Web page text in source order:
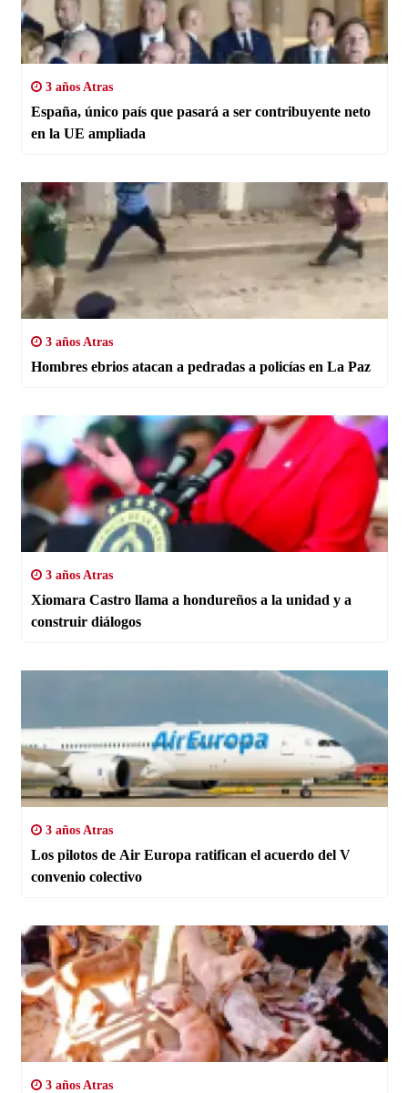
3 años Atras
España, único país que pasará a ser contribuyente neto
en la UE ampliada
3 años Atras
Hombres ebrios atacan a pedradas a policías en La Paz
3 años Atras
Xiomara Castro llama a hondureños a la unidad y a
construir diálogos
3 años Atras
Los pilotos de Air Europa ratifican el acuerdo del V
convenio colectivo
3 años Atras